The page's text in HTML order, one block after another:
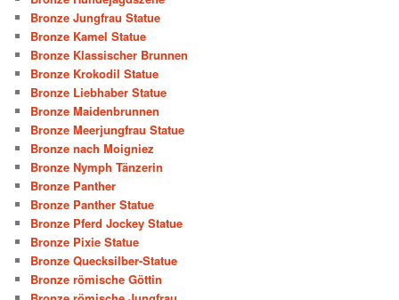
Bronze Jungfrau Statue
Bronze Kamel Statue
Bronze Klassischer Brunnen
Bronze Krokodil Statue
Bronze Liebhaber Statue
Bronze Maidenbrunnen
Bronze Meerjungfrau Statue
Bronze nach Moigniez
Bronze Nymph Tänzerin
Bronze Panther
Bronze Panther Statue
Bronze Pferd Jockey Statue
Bronze Pixie Statue
Bronze Quecksilber-Statue
Bronze römische Göttin